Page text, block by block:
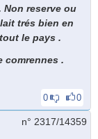
reserve ou
trés bien en
le pays .
comrennes .
0 0
n° 2317/14359